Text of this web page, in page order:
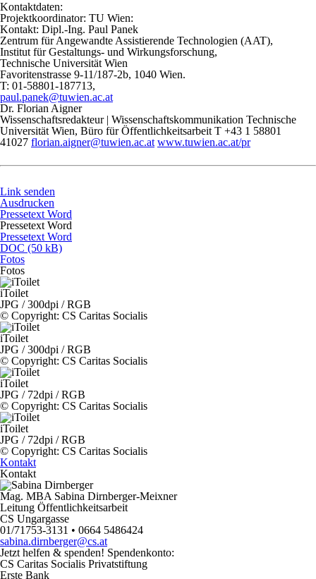
Kontaktdaten:
Projektkoordinator: TU Wien:
Kontakt: Dipl.-Ing. Paul Panek
Zentrum für Angewandte Assistierende Technologien (AAT),
Institut für Gestaltungs- und Wirkungsforschung,
Technische Universität Wien
Favoritenstrasse 9-11/187-2b, 1040 Wien.
T: 01-58801-187713,
paul.panek@tuwien.ac.at
Dr. Florian Aigner
Wissenschaftsredakteur | Wissenschaftskommunikation Technische
Universität Wien, Büro für Öffentlichkeitsarbeit T +43 1 58801
41027 florian.aigner@tuwien.ac.at www.tuwien.ac.at/pr
Link senden
Ausdrucken
Pressetext Word
Pressetext Word
Pressetext Word
DOC (50 kB)
Fotos
Fotos
iToilet
JPG / 300dpi / RGB
© Copyright: CS Caritas Socialis
iToilet
JPG / 300dpi / RGB
© Copyright: CS Caritas Socialis
iToilet
JPG / 72dpi / RGB
© Copyright: CS Caritas Socialis
iToilet
JPG / 72dpi / RGB
© Copyright: CS Caritas Socialis
Kontakt
Kontakt
Mag. MBA Sabina Dirnberger-Meixner
Leitung Öffentlichkeitsarbeit
CS Ungargasse
01/71753-3131 • 0664 5486424
sabina.dirnberger@cs.at
Jetzt helfen & spenden! Spendenkonto:
CS Caritas Socialis Privatstiftung
Erste Bank